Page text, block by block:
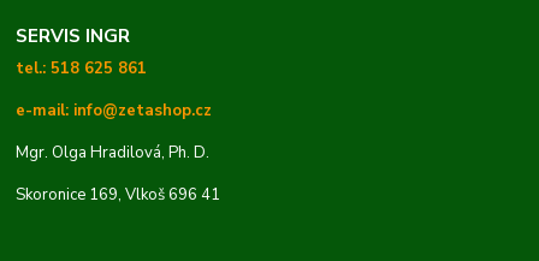
SERVIS INGR
tel.: 518 625 861
e-mail: info@zetashop.cz
Mgr. Olga Hradilová, Ph. D.
Skoronice 169, Vlkoš 696 41